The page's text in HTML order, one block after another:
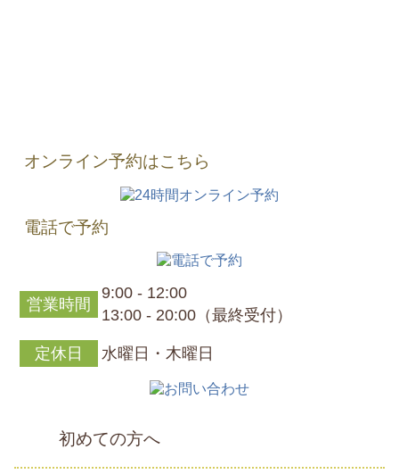
オンライン予約はこちら
電話で予約
営業時間
9:00 - 12:00
13:00 - 20:00（最終受付）
定休日 水曜日・木曜日
初めての方へ